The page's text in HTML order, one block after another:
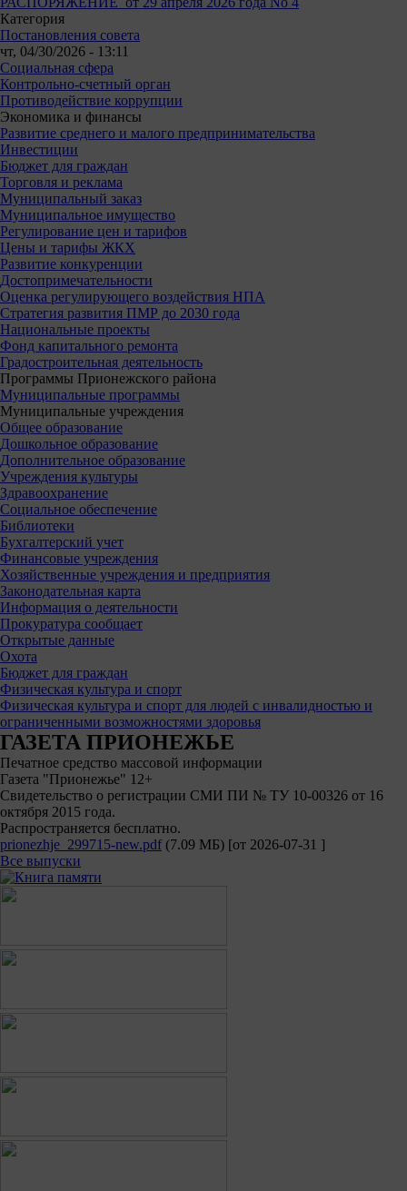
Категория
Постановления совета
чт, 04/30/2026 - 13:11
Социальная сфера
Контрольно-счетный орган
Противодействие коррупции
Экономика и финансы
Развитие среднего и малого предпринимательства
Инвестиции
Бюджет для граждан
Торговля и реклама
Муниципальный заказ
Муниципальное имущество
Регулирование цен и тарифов
Цены и тарифы ЖКХ
Развитие конкуренции
Достопримечательности
Оценка регулирующего воздействия НПА
Стратегия развития ПМР до 2030 года
Национальные проекты
Фонд капитального ремонта
Градостроительная деятельность
Программы Прионежского района
Муниципальные программы
Муниципальные учреждения
Общее образование
Дошкольное образование
Дополнительное образование
Учреждения культуры
Здравоохранение
Социальное обеспечение
Библиотеки
Бухгалтерский учет
Финансовые учреждения
Хозяйственные учреждения и предприятия
Законодательная карта
Информация о деятельности
Прокуратура сообщает
Открытые данные
Охота
Бюджет для граждан
Физическая культура и спорт
Физическая культура и спорт для людей с инвалидностью и
ограниченными возможностями здоровья
ГАЗЕТА ПРИОНЕЖЬЕ
Печатное средство массовой информации
Газета "Прионежье" 12+
Свидетельство о регистрации СМИ ПИ № ТУ 10-00326 от 16
октября 2015 года.
Распространяется бесплатно.
prionezhje_299715-new.pdf (7.09 МБ) [от 2026-07-31 ]
Все выпуски